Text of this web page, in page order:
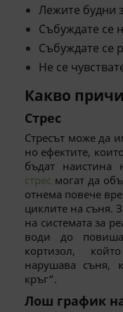
Лежите будни
Събуждате се
Събуждате се
Не се
Какво
Стрес
Стресът може да
но ефектите,
бъдат наистина
стрес могат да
отнема повече
циклите на съня.
на системата за
води до
кортизол,
нарушава съня,
кръг“.
Лош график